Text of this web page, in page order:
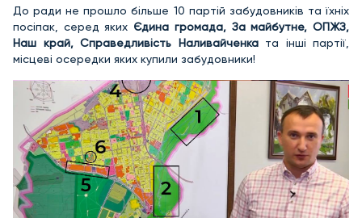
До ради не прошло більше 10 партій забудовників та їхніх
посіпак, серед яких Єдина громада, За майбутне, ОПЖЗ,
Наш край, Справедливість Наливайченката інші партії,
місцеві осередки яких купили забудовники!